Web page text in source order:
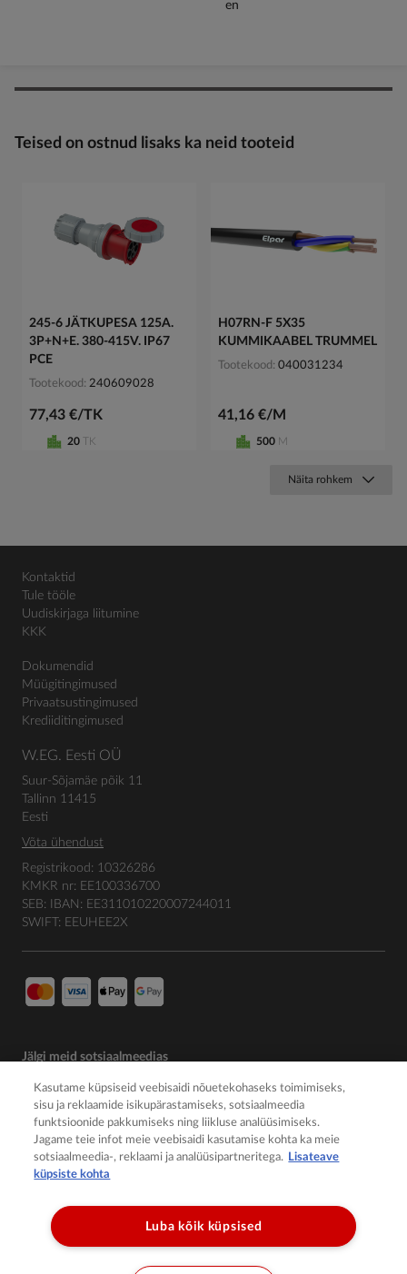
Teised on ostnud lisaks ka neid tooteid
245-6 JÄTKUPESA 125A.
3P+N+E. 380-415V. IP67
PCE
Tootekood 240609028
77,43 €/TK
20 TK
H07RN-F 5X35
KUMMIKAABEL TRUMMEL
Tootekood 040031234
41,16 €/M
500 M
Näita rohkem
Kontaktid
Tule tööle
Uudiskirjaga liitumine
KKK
Dokumendid
Müügitingimused
Privaatsustingimused
Krediiditingimused
W.EG. Eesti OÜ
Suur-Sõjamäe põik 11
Tallinn 11415
Eesti
Võta ühendust
Registrikood: 10326286
KMKR nr: EE100336700
SEB: IBAN: EE311010220007244011
SWIFT: EEUHEE2X
Jälgi meid sotsiaalmeedias
Kasutame küpsiseid veebisaidi nõuetekohaseks toimimiseks,
sisu ja reklaamide isikupärastamiseks, sotsiaalmeedia
funktsioonide pakkumiseks ning liikluse analüüsimiseks.
Jagame teie infot meie veebisaidi kasutamise kohta ka meie
sotsiaalmeedia-, reklaami ja analüüsipartneritega. Lisateave
küpsiste kohta
Luba kõik küpsised